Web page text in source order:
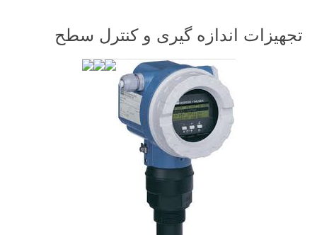
تجهیزات اندازه گیری و کنترل سطح